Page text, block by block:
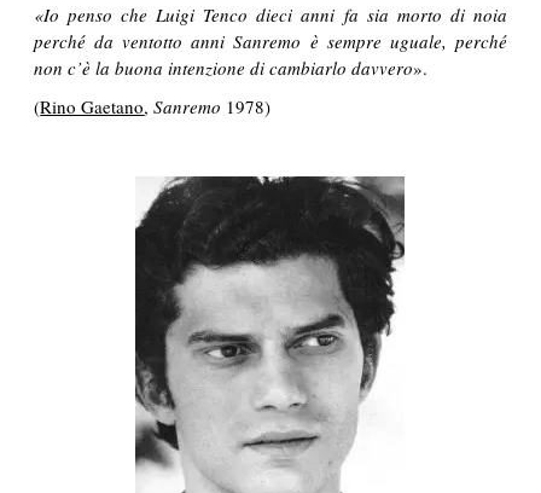
«Io penso che Luigi Tenco dieci anni fa sia morto di noia
perché da ventotto anni Sanremo è sempre uguale, perché
non c’è la buona intenzione di cambiarlo davvero».
(Rino Gaetano,Sanremo 1978)